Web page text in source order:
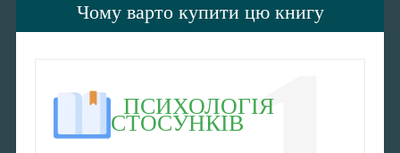
Чому варто купити цю книгу
ПСИХОЛОГІЯ
СТОСУНКІВ